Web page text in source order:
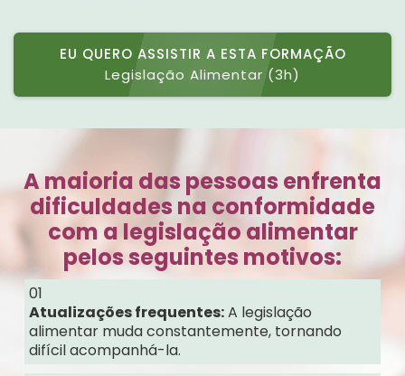
EU QUERO ASSISTIR A ESTA FORMAÇÃO
Legislação Alimentar (3h)
A maioria das pessoas enfrenta
dificuldades na conformidade
com a legislação alimentar
pelos seguintes motivos:
01
Atualizações frequentes:A legislação
alimentar muda constantemente, tornando
difícil acompanhá-la.